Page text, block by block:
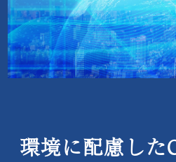
環境に配慮した